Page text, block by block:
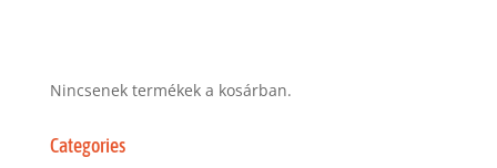
Nincsenek termékek a kosárban.
Categories